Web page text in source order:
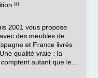
!!!
2001 vous propose
des meubles de
et France livrés
qualité vraie : la
autant que le...